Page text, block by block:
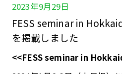
2023年9月29日
FESS seminar in
を掲載しました
<<FESS seminar in